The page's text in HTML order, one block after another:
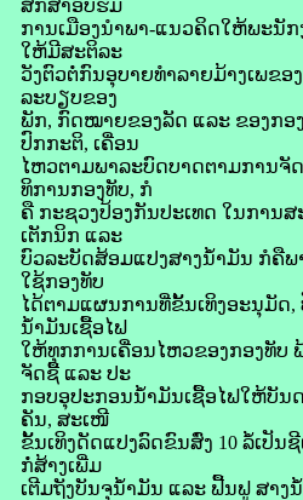
ສຶກສາອົບຮົມ
ການເມືອງນໍາພາ-ແນວຄິດໃຫ້ພະນັ
ໃຫ້ມີສະຕິລະ
ວັງຕົວຕໍ່ກົນອຸບາຍທໍາລາຍມ້າງເພຂ
ລະບຽບຂອງ
ພັກ, ກົດໝາຍຂອງລັດ ແລະ ຂອງກອ
ປົກກະຕິ, ເຄື່ອນ
ໄຫວຕາມພາລະບົດບາດຕາມການຈັ
ທິການກອງທັບ, ກໍ
ຄື ກະຊວງປ້ອງກັນປະເທດ ໃນການ
ເຕັກນິກ ແລະ
ບົວລະບັດສ້ອມແປງສາງນໍ້າມັນ ກໍຄື
ໃຊ້ກອງທັບ
ໄດ້ຕາມແຜນການທີ່ຂັ້ນເທິງອະນຸມັດ
ນໍ້າມັນເຊື້ອໄຟ
ໃຫ້ທຸກການເຄື່ອນໄຫວຂອງກອງທັບ
ຈັດຊື້ ແລະ ປະ
ກອບອຸປະກອນນໍ້າມັນເຊື້ອໄຟໃຫ້ບັນ
ຄັນ, ສະເໜີ
ຂັ້ນເທິງດັດແປງລົດຂົນສົ່ງ 10 ລໍ້ເປັ
ກໍ່ສ້າງເພີ່ມ
ເຕີມຖັງບັນຈຸນໍ້າມັນ ແລະ ຟື້ນຟູ ສາງ